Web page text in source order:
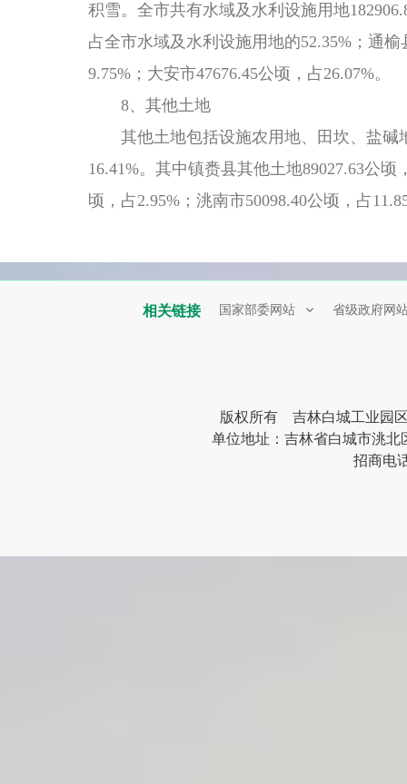
积雪。全市共有水域及水利设施用地
占全市水域及水利设施用地的52.35%；通榆
9.75%；大安市47676.45公顷，占26.07%。
8、其他土地
其他土地包括设施农用地、田坎、盐碱
16.41%。其中镇赉县其他土地89027.63公
顷，占2.95%；洮南市50098.40公顷，占
相关链接 国家部委网站 省级政府网
版权所有 吉林白城工业园
单位地址：吉林省白城市洮
招商电